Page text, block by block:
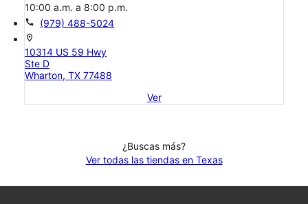
10:00 a.m. a 8:00 p.m.
call (979) 488-5024
location_on
10314 US 59 Hwy
Ste D
Wharton, TX 77488
Ver
¿Buscas más?
Ver todas las tiendas en Texas